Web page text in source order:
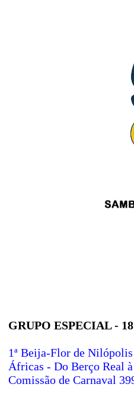
GRUPO ESPECIAL -
1ª Beija-Flor de Nilópolis
Áfricas - Do Berço Real
Comissão de Carnaval